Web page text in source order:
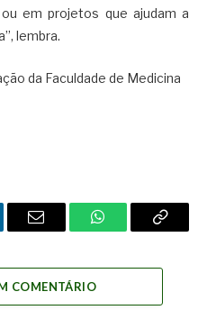
em projetos que ajudam a
lembra.
da Faculdade de Medicina
Email WhatsAppCopy
COMENTÁRIO